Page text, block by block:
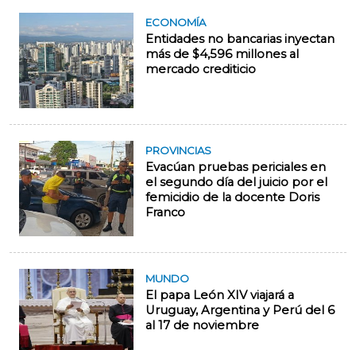
ECONOMÍA
Entidades no bancarias inyectan
más de $4,596 millones al
mercado crediticio
PROVINCIAS
Evacúan pruebas periciales en
el segundo día del juicio por el
femicidio de la docente Doris
Franco
MUNDO
El papa León XIV viajará a
Uruguay, Argentina y Perú del 6
al 17 de noviembre